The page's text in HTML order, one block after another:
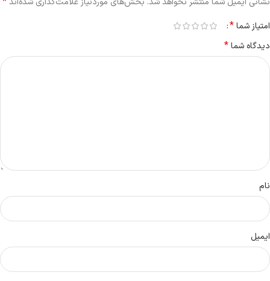
امتیاز شما*
دیدگاه شما*
نام
ایمیل